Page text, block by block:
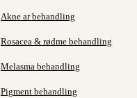
Akne ar behandling
Rosacea & rødme behandling
Melasma behandling
Pigment behandling